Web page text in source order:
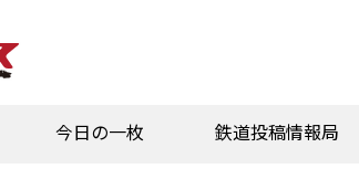
今日の一枚 鉄道投稿情報局